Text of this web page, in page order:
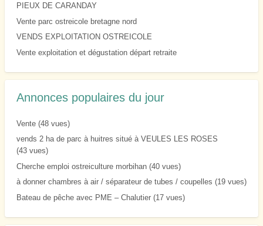
PIEUX DE CARANDAY
Vente parc ostreicole bretagne nord
VENDS EXPLOITATION OSTREICOLE
Vente exploitation et dégustation départ retraite
Annonces populaires du jour
Vente(48 vues)
vends 2 ha de parc à huitres situé à VEULES LES ROSES
(43 vues)
Cherche emploi ostreiculture morbihan(40 vues)
à donner chambres à air / séparateur de tubes / coupelles (19 vues)
Bateau de pêche avec PME – Chalutier(17 vues)